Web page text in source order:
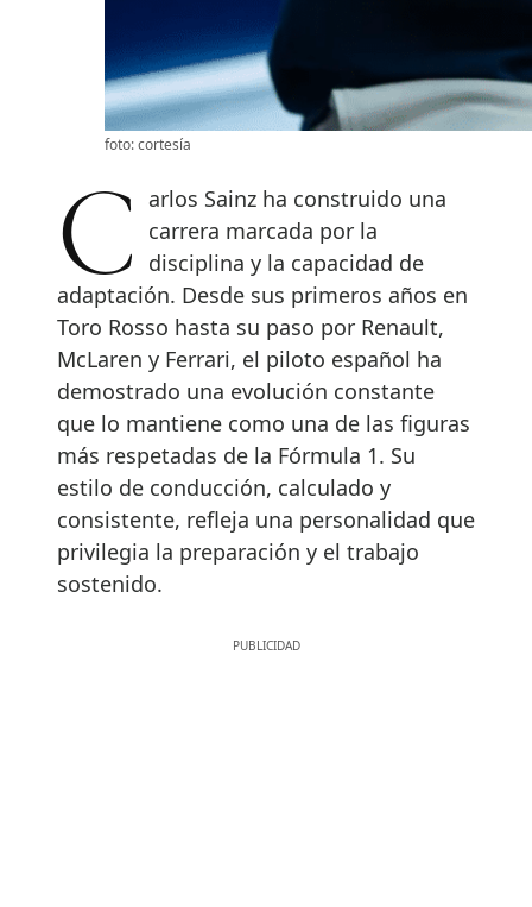
foto: cortesía
Carlos Sainz ha construido una
carrera marcada por la
disciplina y la capacidad de
adaptación. Desde sus primeros años en
Toro Rosso hasta su paso por Renault,
McLaren y Ferrari, el piloto español ha
demostrado una evolución constante
que lo mantiene como una de las figuras
más respetadas de la Fórmula 1. Su
estilo de conducción, calculado y
consistente, refleja una personalidad que
privilegia la preparación y el trabajo
sostenido.